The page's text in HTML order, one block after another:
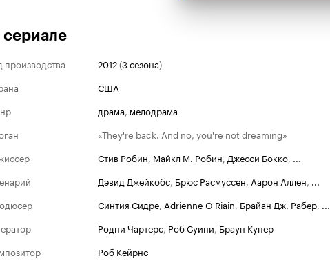
производства 2012(3 сезона)
США
драма, мелодрама
«They're back. And no, you're not dreaming»
Стив Робин, Майкл М. Робин, Джесси Бокко, ...
Дэвид Джейкобс, Брюс Расмуссен, Аарон Аллен, ...
Синтия Сидре, Adrienne O'Riain, Брайан Дж. Рабер, ...
Родни Чартерс, Роб Суини, Браун Купер
Роб Кейрнс